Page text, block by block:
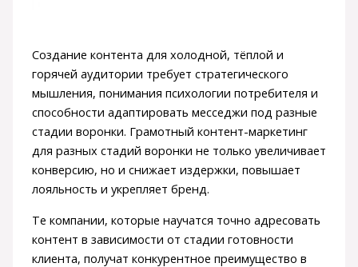
Создание контента для холодной, тёплой и
горячей аудитории требует стратегического
мышления, понимания психологии потребителя и
способности адаптировать месседжи под разные
стадии воронки. Грамотный контент-маркетинг
для разных стадий воронки не только увеличивает
конверсию, но и снижает издержки, повышает
лояльность и укрепляет бренд.
Те компании, которые научатся точно адресовать
контент в зависимости от стадии готовности
клиента, получат конкурентное преимущество в